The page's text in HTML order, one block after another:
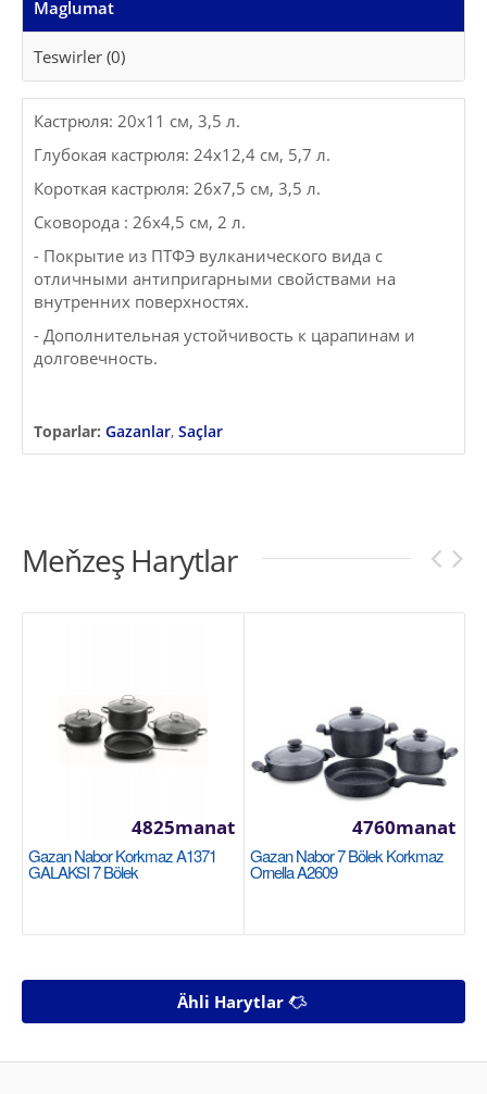
Maglumat
Teswirler (0)
Кастрюля: 20х11 см, 3,5 л.
Глубокая кастрюля: 24x12,4 см, 5,7 л.
Короткая кастрюля: 26x7,5 см, 3,5 л.
Сковорода : 26х4,5 см, 2 л.
- Покрытие из ПТФЭ вулканического вида с
отличными антипригарными свойствами на
внутренних поверхностях.
- Дополнительная устойчивость к царапинам и
долговечность.
Toparlar: Gazanlar, Saçlar
Meňzeş Harytlar
Gazan Nabor Korkmaz A1371
GALAKSI 7 Bölek
4825manat
Gazan Nabor 7 Bölek Korkmaz
Ornella A2609
4760manat
Ähli Harytlar